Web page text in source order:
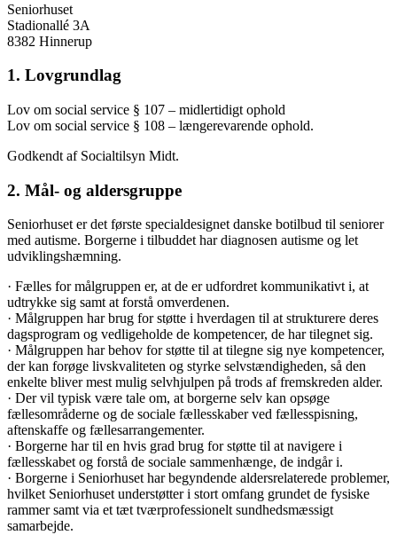
Seniorhuset
Stadionallé 3A
8382 Hinnerup
1. Lovgrundlag
Lov om social service § 107 – midlertidigt ophold
Lov om social service § 108 – længerevarende ophold.
Godkendt af Socialtilsyn Midt.
2. Mål- og aldersgruppe
Seniorhuset er det første specialdesignet danske botilbud til seniorer
med autisme. Borgerne i tilbuddet har diagnosen autisme og let
udviklingshæmning.
· Fælles for målgruppen er, at de er udfordret kommunikativt i, at
udtrykke sig samt at forstå omverdenen.
· Målgruppen har brug for støtte i hverdagen til at strukturere deres
dagsprogram og vedligeholde de kompetencer, de har tilegnet sig.
· Målgruppen har behov for støtte til at tilegne sig nye kompetencer,
der kan forøge livskvaliteten og styrke selvstændigheden, så den
enkelte bliver mest mulig selvhjulpen på trods af fremskreden alder.
· Der vil typisk være tale om, at borgerne selv kan opsøge
fællesområderne og de sociale fællesskaber ved fællesspisning,
aftenskaffe og fællesarrangementer.
· Borgerne har til en hvis grad brug for støtte til at navigere i
fællesskabet og forstå de sociale sammenhænge, de indgår i.
· Borgerne i Seniorhuset har begyndende aldersrelaterede problemer,
hvilket Seniorhuset understøtter i stort omfang grundet de fysiske
rammer samt via et tæt tværprofessionelt sundhedsmæssigt
samarbejde.